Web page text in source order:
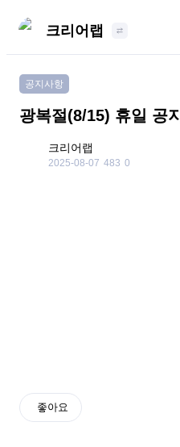
크리어랩
공지사항
광복절(8/15) 휴일 공지
크리어랩
2025-08-07 483 0
좋아요